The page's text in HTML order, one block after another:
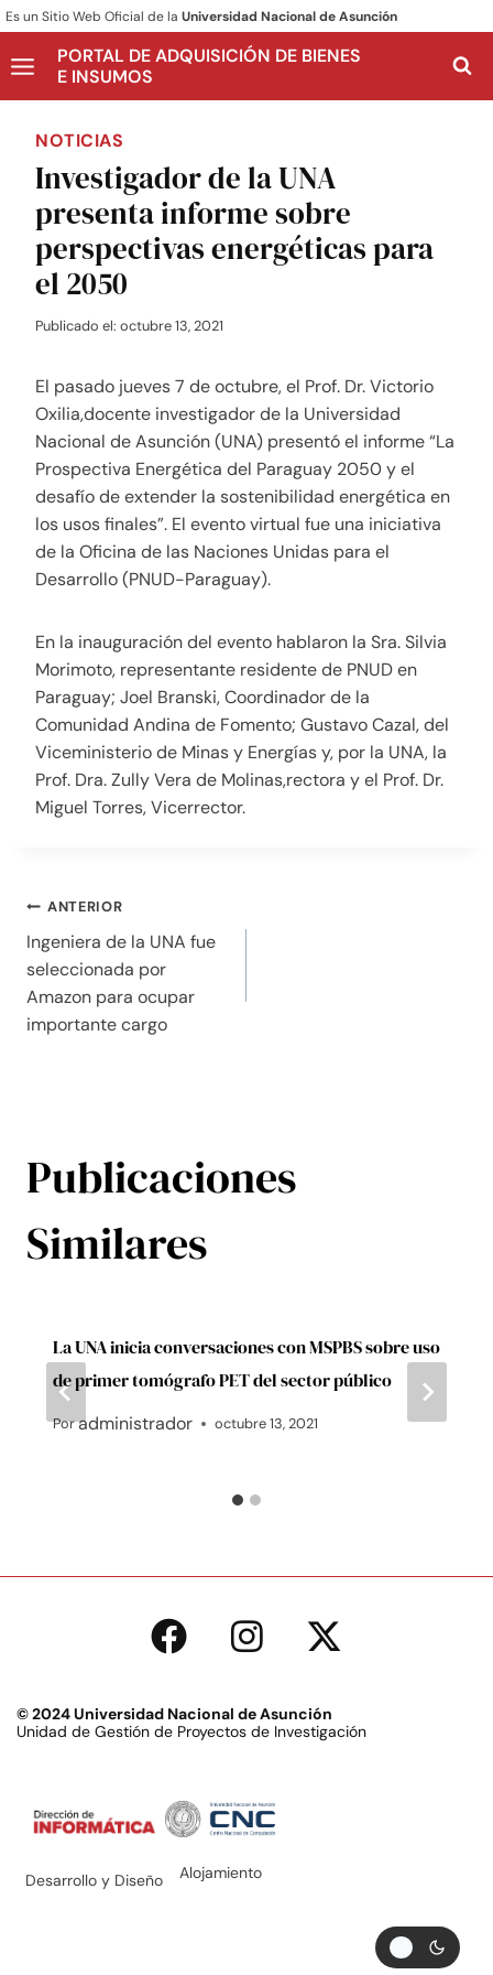
Es un Sitio Web Oficial de la Universidad Nacional de Asunción
PORTAL DE ADQUISICIÓN DE BIENES
E INSUMOS
NOTICIAS
Investigador de la UNA
presenta informe sobre
perspectivas energéticas para
el 2050
Publicado el: octubre 13, 2021
El pasado jueves 7 de octubre, el Prof. Dr. Victorio
Oxilia,docente investigador de la Universidad
Nacional de Asunción (UNA) presentó el informe “La
Prospectiva Energética del Paraguay 2050 y el
desafío de extender la sostenibilidad energética en
los usos finales”. El evento virtual fue una iniciativa
de la Oficina de las Naciones Unidas para el
Desarrollo (PNUD-Paraguay).
En la inauguración del evento hablaron la Sra. Silvia
Morimoto, representante residente de PNUD en
Paraguay; Joel Branski, Coordinador de la
Comunidad Andina de Fomento; Gustavo Cazal, del
Viceministerio de Minas y Energías y, por la UNA, la
Prof. Dra. Zully Vera de Molinas,rectora y el Prof. Dr.
Miguel Torres, Vicerrector.
ANTERIOR
Ingeniera de la UNA fue
seleccionada por
Amazon para ocupar
importante cargo
Publicaciones
Similares
La UNA inicia conversaciones con MSPBS sobre uso
de primer tomógrafo PET del sector público
Poradministrador octubre 13, 2021
© 2024 Universidad Nacional de Asunción
Unidad de Gestión de Proyectos de Investigación
Desarrollo y Diseño Alojamiento